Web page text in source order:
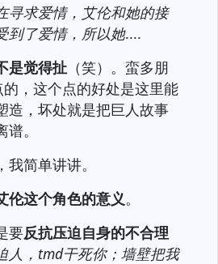
寻求爱情，艾伦和她的接
到了爱情，所以她....
是觉得扯 （笑）。蛮多朋
的，这个点的好处是这里能
造，坏处就是把巨人故事
。
简单讲讲。
伦这个角色的意义。
要反抗压迫自身的不合理
人，tmd干死你；墙壁把我